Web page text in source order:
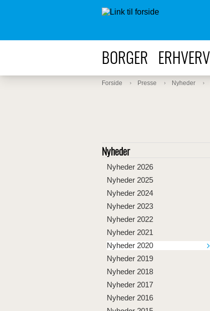
BORGER ERHVERV
Forside Presse Nyheder
Nyheder
Nyheder 2026
Nyheder 2025
Nyheder 2024
Nyheder 2023
Nyheder 2022
Nyheder 2021
Nyheder 2020
Nyheder 2019
Nyheder 2018
Nyheder 2017
Nyheder 2016